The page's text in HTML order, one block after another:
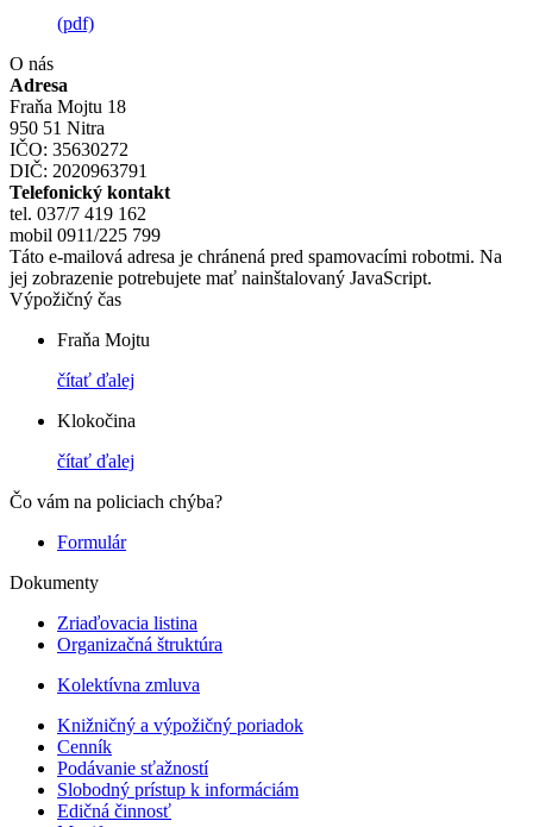
(pdf)
O nás
Adresa
Fraňa Mojtu 18
950 51 Nitra
IČO: 35630272
DIČ: 2020963791
Telefonický kontakt
tel. 037/7 419 162
mobil 0911/225 799
Táto e-mailová adresa je chránená pred spamovacími robotmi. Na
jej zobrazenie potrebujete mať nainštalovaný JavaScript.
Výpožičný čas
Fraňa Mojtu
čítať ďalej
Klokočina
čítať ďalej
Čo vám na policiach chýba?
Formulár
Dokumenty
Zriaďovacia listina
Organizačná štruktúra
Kolektívna zmluva
Knižničný a výpožičný poriadok
Cenník
Podávanie sťažností
Slobodný prístup k informáciám
Edičná činnosť